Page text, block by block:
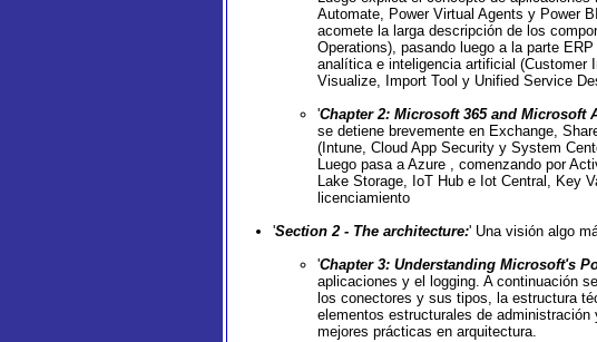
Automate, Power Virtual Agents y Power
acomete la larga descripción de los
Operations), pasando luego a la parte
analítica e inteligencia artificial
Visualize, Import Tool y Unified Service
'Chapter 2: Microsoft 365 and Microsoft
se detiene brevemente en Exchange,
(Intune, Cloud App Security y System
Luego pasa a Azure , comenzando por
Lake Storage, IoT Hub e Iot Central, Key
licenciamiento
'Section 2 - The architecture:' Una visión algo
'Chapter 3: Understanding Microsoft's
aplicaciones y el logging. A continuación
los conectores y sus tipos, la estructura
elementos estructurales de
mejores prácticas en arquitectura.